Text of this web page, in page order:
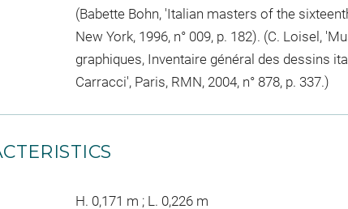
(Babette Bohn, 'Italian masters of the
New York, 1996, n° 009, p. 182). (C. Loisel,
graphiques, Inventaire général des dessins
Carracci', Paris, RMN, 2004, n° 878, p. 337.)
H. 0,171 m ; L. 0,226 m